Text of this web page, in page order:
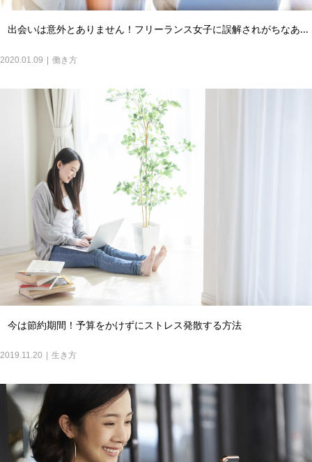
出会いは意外とありません！フリーランス女子に誤解されがちなあ...
2020.01.09 働き方
今は節約期間！予算をかけずにストレス発散する方法
2019.11.20 生き方